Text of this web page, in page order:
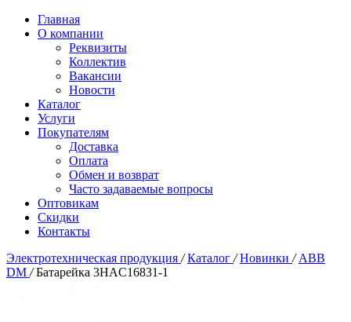
Главная
О компании
Реквизиты
Коллектив
Вакансии
Новости
Каталог
Услуги
Покупателям
Доставка
Оплата
Обмен и возврат
Часто задаваемые вопросы
Оптовикам
Скидки
Контакты
Электротехническая продукция / Каталог / Новинки / ABB
DM / Батарейка 3HAC16831-1